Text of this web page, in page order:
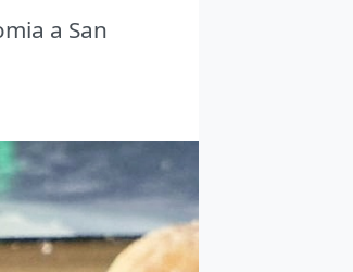
a San